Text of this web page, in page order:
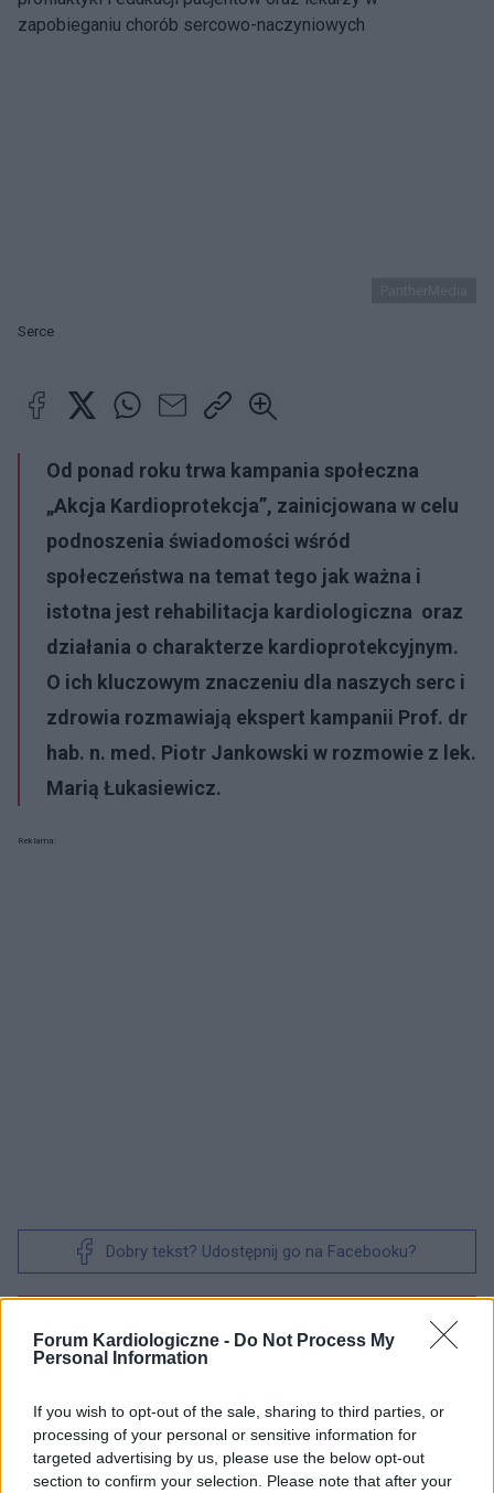
Forum Kardiologiczne - Do Not Process My
Personal Information
If you wish to opt-out of the sale, sharing to third parties, or
processing of your personal or sensitive information for
targeted advertising by us, please use the below opt-out
section to confirm your selection. Please note that after your
Serce
Od ponad roku trwa kampania społeczna
„Akcja Kardioprotekcja”, zainicjowana w celu
podnoszenia świadomości wśród
społeczeństwa na temat tego jak ważna i
istotna jest rehabilitacja kardiologiczna oraz
działania o charakterze kardioprotekcyjnym.
O ich kluczowym znaczeniu dla naszych serc i
zdrowia rozmawiają ekspert kampanii Prof. dr
hab. n. med. Piotr Jankowski w rozmowie z lek.
Marią Łukasiewicz.
Reklama:
Dobry tekst? Udostępnij go na Facebooku?
na
News
Tematy Kardioprotekcja Rehabilitacja kardiologiczna
Zdrowe serce